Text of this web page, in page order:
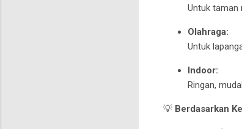
Untuk taman
Olahraga:
Untuk
Indoor:
Ringan,
💡 Berdasarkan